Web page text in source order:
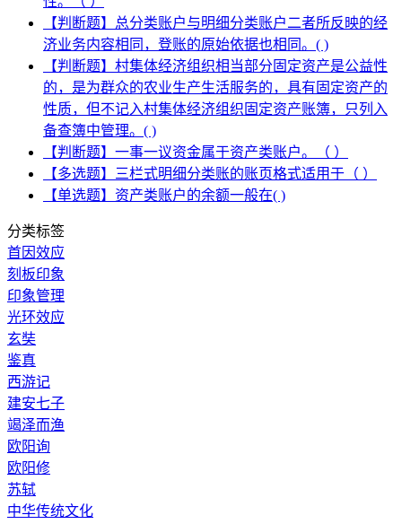
【判断题】总分类账户与明细分类账户二者所反映的经
济业务内容相同，登账的原始依据也相同。( )
【判断题】村集体经济组织相当部分固定资产是公益性
的，是为群众的农业生产生活服务的，具有固定资产的
性质，但不记入村集体经济组织固定资产账簿，只列入
备查簿中管理。( )
【判断题】一事一议资金属于资产类账户。（ ）
【多选题】三栏式明细分类账的账页格式适用于（ ）
【单选题】资产类账户的余额一般在( )
分类标签
首因效应
刻板印象
印象管理
光环效应
玄奘
鉴真
西游记
建安七子
竭泽而渔
欧阳询
欧阳修
苏轼
中华传统文化